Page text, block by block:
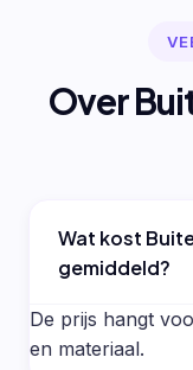
Over
Wat kost
gemiddeld?
De prijs hangt
en materiaal.